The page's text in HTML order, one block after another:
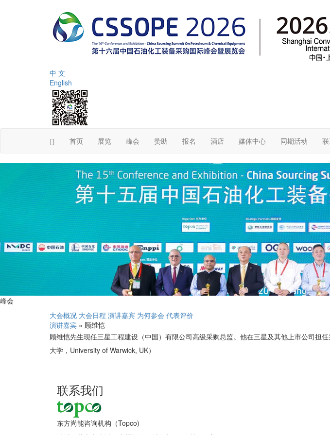
中 文
English
首页 展览 峰会 赞助 报名 酒店 媒体中心 同期活动
峰会
大会概况 大会日程 演讲嘉宾 为何参会 代表评价
演讲嘉宾 » 顾维恺
顾维恺先生现任三星工程建设（中国）有限公司高级采购总监。他在三星及其他上市公司
大学，University of Warwick, UK）
联系我们
东方尚能咨询机构（Topco)